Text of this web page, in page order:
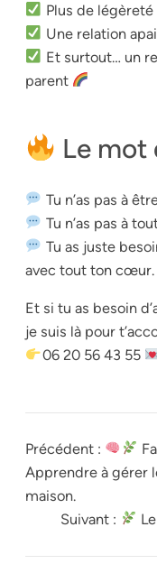
Plus de légèreté
Une relation
Et surtout… un
parent
Le mot
Tu n’as pas à
Tu n’as pas à
Tu as juste
avec tout ton cœur.
Et si tu as besoin
je suis là pour
06 20 56 43 55
Précédent :
Apprendre à gérer
maison.
Suivant :